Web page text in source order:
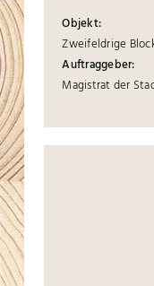
Objekt:
Zweifeldrige
Auftraggeber:
Magistrat der